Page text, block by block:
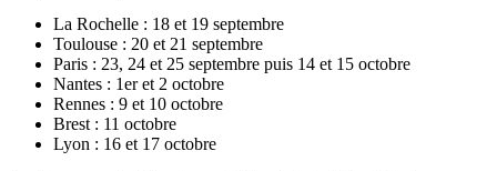
La Rochelle : 18 et 19 septembre
Toulouse : 20 et 21 septembre
Paris : 23, 24 et 25 septembre puis 14 et 15 octobre
Nantes : 1er et 2 octobre
Rennes : 9 et 10 octobre
Brest : 11 octobre
Lyon : 16 et 17 octobre